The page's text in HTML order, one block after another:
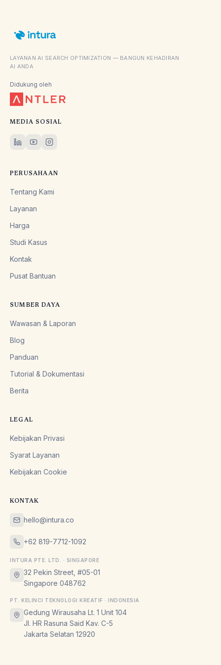
LAYANAN AI SEARCH OPTIMIZATION — BANGUN KEHADIRAN
AI ANDA
Didukung oleh
MEDIA SOSIAL
PERUSAHAAN
Tentang Kami
Layanan
Harga
Studi Kasus
Kontak
Pusat Bantuan
SUMBER DAYA
Wawasan & Laporan
Blog
Panduan
Tutorial & Dokumentasi
Berita
LEGAL
Kebijakan Privasi
Syarat Layanan
Kebijakan Cookie
KONTAK
hello@intura.co
+62 819-7712-1092
INTURA PTE. LTD. · SINGAPORE
32 Pekin Street, #05-01
Singapore 048762
PT. KELINCI TEKNOLOGI KREATIF · INDONESIA
Gedung Wirausaha Lt. 1 Unit 104
Jl. HR Rasuna Said Kav. C-5
Jakarta Selatan 12920